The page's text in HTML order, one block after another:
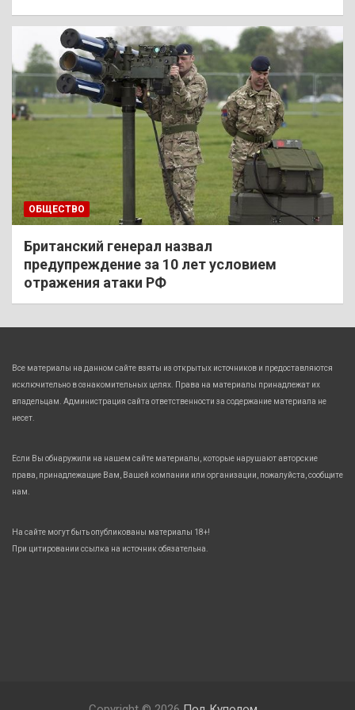
ОБЩЕСТВО
Британский генерал назвал
предупреждение за 10 лет условием
отражения атаки РФ
Все материалы на данном сайте взяты из открытых источников и предоставляются
исключительно в ознакомительных целях. Права на материалы принадлежат их
владельцам. Администрация сайта ответственности за содержание материала не
несет.
Если Вы обнаружили на нашем сайте материалы, которые нарушают авторские
права, принадлежащие Вам, Вашей компании или организации, пожалуйста, сообщите
нам.
На сайте могут быть опубликованы материалы 18+!
При цитировании ссылка на источник обязательна.